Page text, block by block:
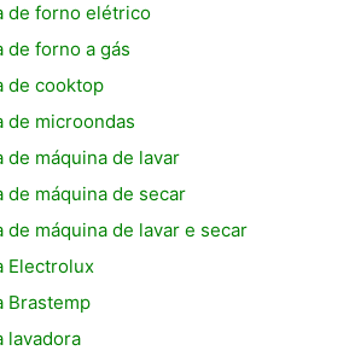
de forno elétrico
de forno a gás
de cooktop
de microondas
máquina de lavar
máquina de secar
máquina de lavar e secar
Electrolux
Brastemp
lavadora